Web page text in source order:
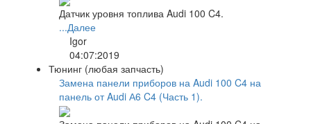
Датчик уровня топлива Audi 100 C4.
...Далее
Igor
04:07:2019
Тюнинг (любая запчасть)
Замена панели приборов на Audi 100 C4 на
панель от Audi А6 C4 (Часть 1).